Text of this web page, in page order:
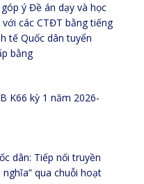
ý Đề án dạy và học
các CTĐT bằng tiếng
tế Quốc dân tuyển
bằng
K66 kỳ 1 năm 2026-
dân: Tiếp nối truyền
qua chuỗi hoạt